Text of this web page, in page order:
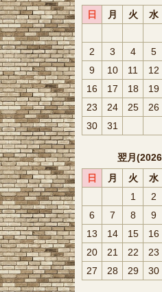
日
月 火 水
2
3 4 5
9
10 11 12
16
17 18 19
23
24 25 26
30
31
翌月
日
月 火 水
1
2
6
7 8 9
13
14 15 16
20
21 22 23
27
28 29 30